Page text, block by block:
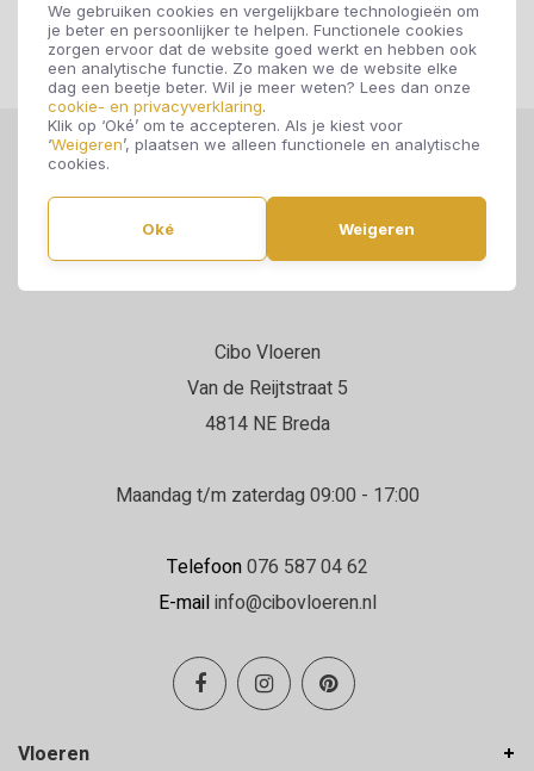
We gebruiken cookies en vergelijkbare technologieën om
je beter en persoonlijker te helpen. Functionele cookies
zorgen ervoor dat de website goed werkt en hebben ook
een analytische functie. Zo maken we de website elke
dag een beetje beter. Wil je meer weten? Lees dan onze
cookie- en privacyverklaring.
Klik op ‘Oké’ om te accepteren. Als je kiest voor
‘Weigeren’, plaatsen we alleen functionele en analytische
cookies.
Oké Weigeren
Cibo Vloeren
Van de Reijtstraat 5
4814 NE Breda
Maandag t/m zaterdag 09:00 - 17:00
Telefoon076 587 04 62
E-mailinfo@cibovloeren.nl
Vloeren